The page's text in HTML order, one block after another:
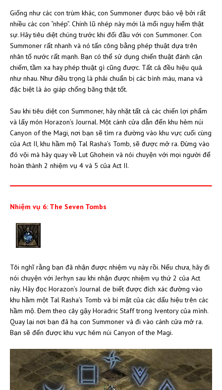
Giống như các con trùm khác, con Summoner được bảo vệ bởi rất
nhiều các con “nhép”. Chính lũ nhép này mới là mối nguy hiểm thật
sự. Hãy tiêu diệt chúng trước khi đối đầu với con Summoner. Con
Summoner rất nhanh và nó tấn công bằng phép thuật dựa trên
nhân tố nước rất mạnh. Bạn có thể sử dụng chiến thuật đánh cận
chiếm, tầm xa hay phép thuật gì cũng được. Tất cả đều hiệu quả
như nhau. Như điều trọng là phải chuẩn bị các bình máu, mana và
đặc biệt là áo giáp chống băng thật tốt.
Sau khi tiêu diệt con Summoner, hãy nhặt tất cả các chiến lợi phẩm
và lấy món Horazon’s Journal. Một cánh cửa dẫn đến khu hẻm núi
Canyon of the Magi, nơi bạn sẽ tìm ra đường vào khu vực cuối cùng
của Act II, khu hầm mộ Tal Rasha’s Tomb, sẽ được mở ra. Đừng vào
đó vội mà hãy quay về Lut Ghohein và nói chuyện với mọi người để
hoàn thành 2 nhiệm vụ 4 và 5 của Act II.
Nhiệm vụ 6: The Seven Tombs
Tôi nghĩ rằng bạn đã nhận được nhiệm vụ này rồi. Nếu chưa, hãy đi
nói chuyện với Jerhyn sau khi nhận được nhiệm vụ thứ 2 của Act
này. Hãy đọc Horazon’s Journal de biết được đích xác đường vào
khu hầm một Tal Rasha’s Tomb và bí mật của các dấu hiệu trên các
hầm mộ. Đem theo cây gậy Horadric Staff trong Iventory của mình.
Quay lại nơi bạn đã hạ con Summoner và đi vào cánh cửa mở ra.
Bạn sẽ đến được khu vực hẻm núi Canyon of the Magi.